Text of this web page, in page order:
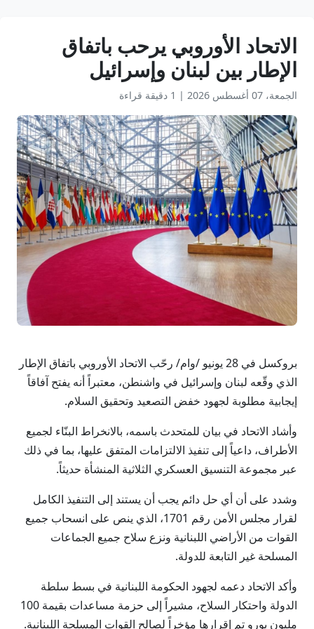
الاتحاد الأوروبي يرحب باتفاق
الإطار بين لبنان وإسرائيل
الجمعة، 07 أغسطس 2026 | 1 دقيقة قراءة
بروكسل في 28 يونيو /وام/ رحّب الاتحاد الأوروبي باتفاق الإطار
الذي وقّعه لبنان وإسرائيل في واشنطن، معتبراً أنه يفتح آفاقاً
إيجابية مطلوبة لجهود خفض التصعيد وتحقيق السلام.
وأشاد الاتحاد في بيان للمتحدث باسمه، بالانخراط البنّاء لجميع
الأطراف، داعياً إلى تنفيذ الالتزامات المتفق عليها، بما في ذلك
عبر مجموعة التنسيق العسكري الثلاثية المنشأة حديثاً.
وشدد على أن أي حل دائم يجب أن يستند إلى التنفيذ الكامل
لقرار مجلس الأمن رقم 1701، الذي ينص على انسحاب جميع
القوات من الأراضي اللبنانية ونزع سلاح جميع الجماعات
المسلحة غير التابعة للدولة.
وأكد الاتحاد دعمه لجهود الحكومة اللبنانية في بسط سلطة
الدولة واحتكار السلاح، مشيراً إلى حزمة مساعدات بقيمة 100
مليون يورو تم إقرارها مؤخراً لصالح القوات المسلحة اللبنانية.